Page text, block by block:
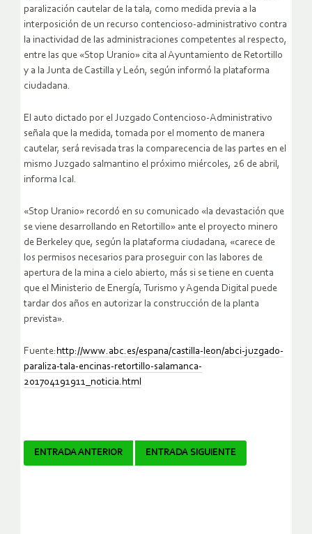
paralización cautelar de la tala, como medida previa a la
interposición de un recurso contencioso-administrativo contra
la inactividad de las administraciones competentes al respecto,
entre las que «Stop Uranio» cita al Ayuntamiento de Retortillo
y a la Junta de Castilla y León, según informó la plataforma
ciudadana.
El auto dictado por el Juzgado Contencioso-Administrativo
señala que la medida, tomada por el momento de manera
cautelar, será revisada tras la comparecencia de las partes en el
mismo Juzgado salmantino el próximo miércoles, 26 de abril,
informa Ical.
«Stop Uranio» recordó en su comunicado «la devastación que
se viene desarrollando en Retortillo» ante el proyecto minero
de Berkeley que, según la plataforma ciudadana, «carece de
los permisos necesarios para proseguir con las labores de
apertura de la mina a cielo abierto, más si se tiene en cuenta
que el Ministerio de Energía, Turismo y Agenda Digital puede
tardar dos años en autorizar la construcción de la planta
prevista».
Fuente: http://www.abc.es/espana/castilla-leon/abci-juzgado-
paraliza-tala-encinas-retortillo-salamanca-
201704191911_noticia.html
Navegador
ENTRADA ANTERIOR ENTRADA SIGUIENTE